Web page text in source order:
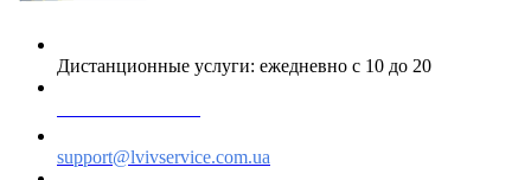
Дистанционные услуги: ежедневно с 10 до 20
support@lvivservice.com.ua